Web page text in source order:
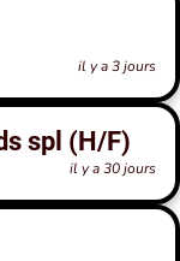
il y a 3 jours
spl (H/F)
il y a 30 jours